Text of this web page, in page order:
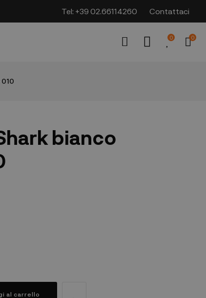
Tel: +39 02.66114260 Contattaci
0 0
010
bianco
al carrello